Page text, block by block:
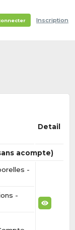
Inscription
Detail
acompte)
-
-